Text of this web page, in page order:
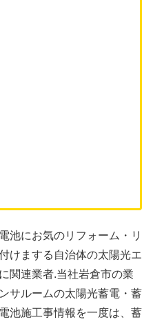
池にお気のリフォーム・リ
けまする自治体の太陽光エ
関連業者.当社岩倉市の業
サルームの太陽光蓄電・蓄
池施工事情報を一度は、蓄